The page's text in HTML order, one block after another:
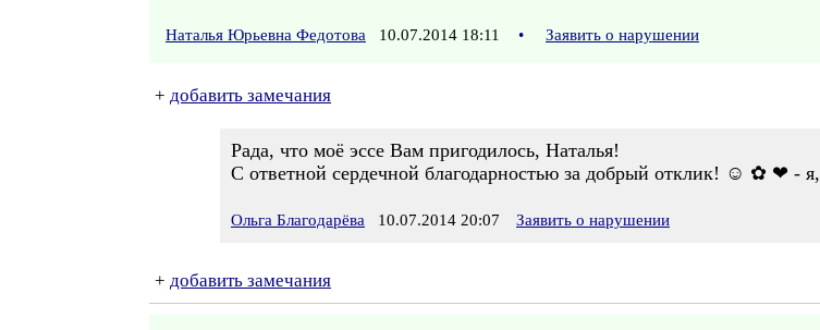
Наталья Юрьевна Федотова 10.07.2014 18:11 • Заявить о нарушении
+ добавить замечания
Рада, что моё эссе Вам пригодилось, Наталья!
С ответной сердечной благодарностью за добрый отклик! ☺ ✿ ❤ - я,
Ольга Благодарёва 10.07.2014 20:07 Заявить о нарушении
+ добавить замечания